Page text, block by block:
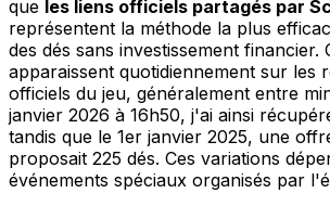
que les liens officiels partagés par
représentent la méthode la plus
des dés sans investissement financier.
apparaissent quotidiennement sur les
officiels du jeu, généralement entre
janvier 2026 à 16h50, j'ai ainsi
tandis que le 1er janvier 2025, une
proposait 225 dés. Ces variations
événements spéciaux organisés par